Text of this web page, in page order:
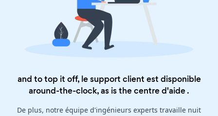
and to top it off, le support client est disponible
around-the-clock, as is thecentre d'aide.
De plus, notre équipe d'ingénieurs experts travaille nuit